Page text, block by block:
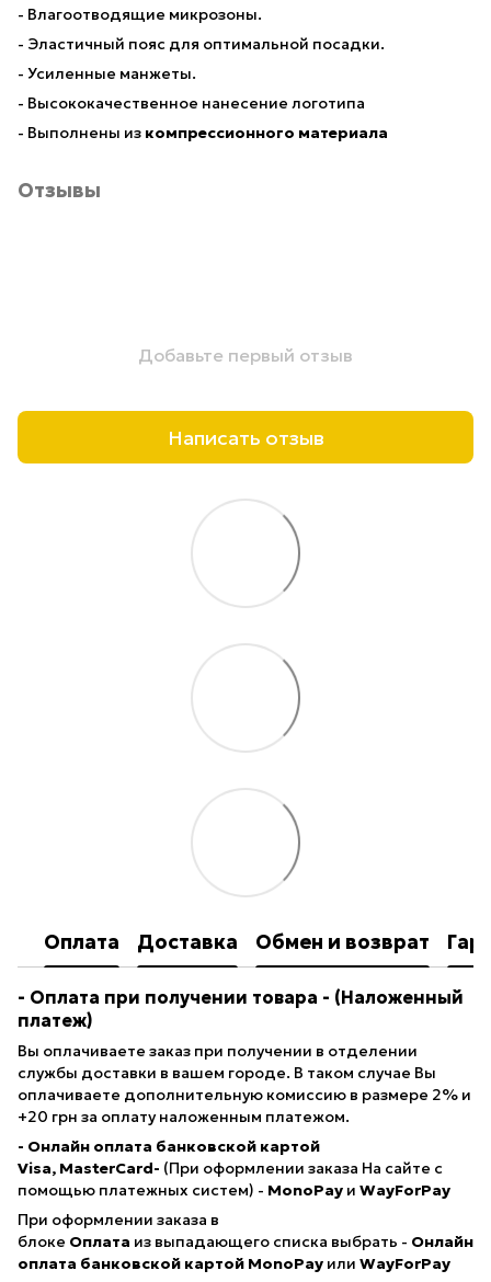
- Влагоотводящие микрозоны.
- Эластичный пояс для оптимальной посадки.
- Усиленные манжеты.
- Высококачественное нанесение логотипа
- Выполнены из компрессионного материала
Отзывы
Добавьте первый отзыв
Написать отзыв
Оплата Доставка Обмен и возврат
- Оплата при получении товара - (Наложенный
платеж)
Вы оплачиваете заказ при получении в отделении
службы доставки в вашем городе. В таком случае Вы
оплачиваете дополнительную комиссию в размере 2% и
+20 грн за оплату наложенным платежом.
- Онлайн оплата банковской картой
Visa, MasterCard- (При оформлении заказа На сайте с
помощью платежных систем) - MonoPay и WayForPay
При оформлении заказа в
блоке Оплата из выпадающего списка выбрать - Онлайн
оплата банковской картой MonoPay или WayForPay